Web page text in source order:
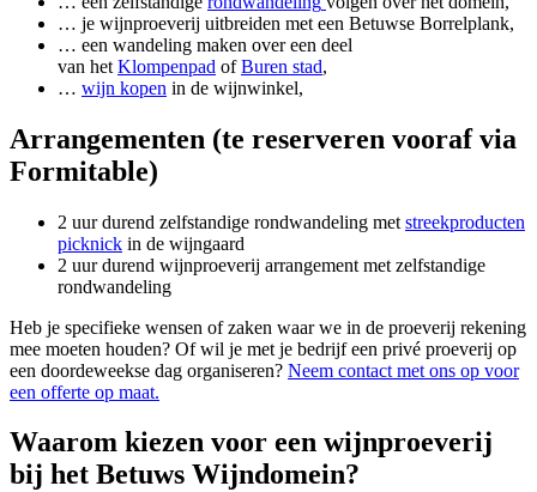
… je wijnproeverij uitbreiden met een Betuwse Borrelplank,
… een wandeling maken over een deel
van het Klompenpad ofBuren stad,
… wijn kopen in de wijnwinkel,
Arrangementen (te reserveren vooraf via
Formitable)
2 uur durend zelfstandige rondwandeling met streekproducten
picknick in de wijngaard
2 uur durend wijnproeverij arrangement met zelfstandige
rondwandeling
Heb je specifieke wensen of zaken waar we in de proeverij rekening
mee moeten houden? Of wil je met je bedrijf een privé proeverij op
een doordeweekse dag organiseren? Neem contact met ons op voor
een offerte op maat.
Waarom kiezen voor een wijnproeverij
bij het Betuws Wijndomein?